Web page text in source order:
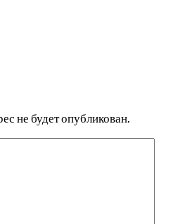
не будет опубликован.